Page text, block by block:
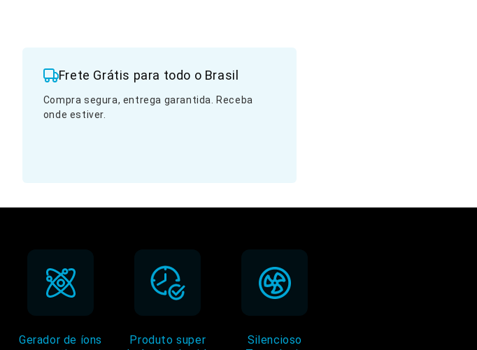
Frete Grátis para todo o Brasil
Compra segura, entrega garantida. Receba
onde estiver.
Gerador de íons
Produto super
Silencioso